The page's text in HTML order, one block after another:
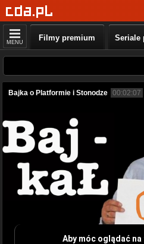
MENU Filmy premium Seriale
Bajka o Platformie i Stonodze 00:02:07
Aby móc oglądać